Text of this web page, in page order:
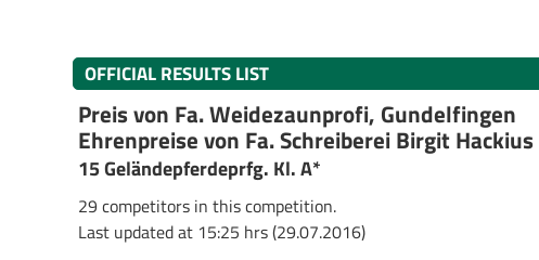
OFFICIAL RESULTS LIST
Preis von Fa. Weidezaunprofi, Gundelfingen
Ehrenpreise von Fa. Schreiberei Birgit Hackius
15 Geländepferdeprfg. Kl. A*
29 competitors in this competition.
Last updated at 15:25 hrs (29.07.2016)